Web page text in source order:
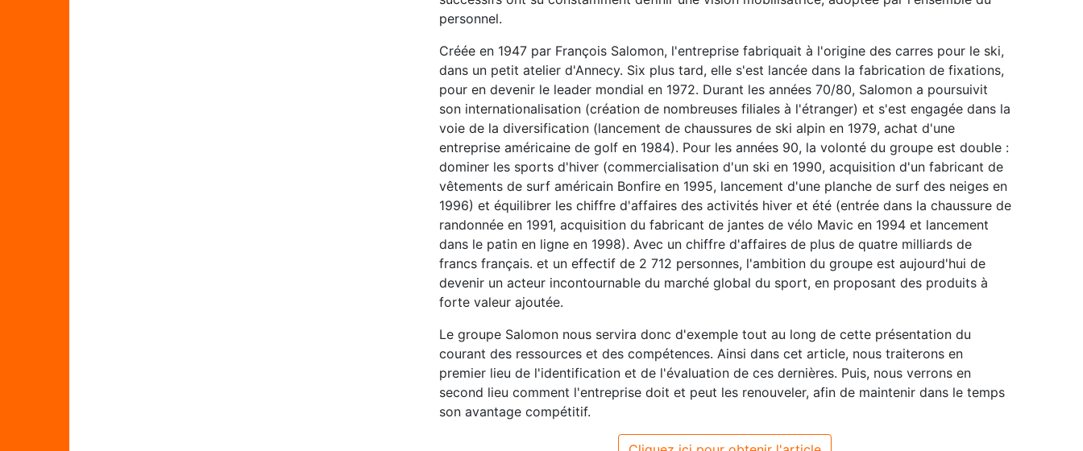
personnel.
Créée en 1947 par François Salomon, l'entreprise fabriquait à l'origine des carres pour le ski,
dans un petit atelier d'Annecy. Six plus tard, elle s'est lancée dans la fabrication de fixations,
pour en devenir le leader mondial en 1972. Durant les années 70/80, Salomon a poursuivit
son internationalisation (création de nombreuses filiales à l'étranger) et s'est engagée dans la
voie de la diversification (lancement de chaussures de ski alpin en 1979, achat d'une
entreprise américaine de golf en 1984). Pour les années 90, la volonté du groupe est double :
dominer les sports d'hiver (commercialisation d'un ski en 1990, acquisition d'un fabricant de
vêtements de surf américain Bonfire en 1995, lancement d'une planche de surf des neiges en
1996) et équilibrer les chiffre d'affaires des activités hiver et été (entrée dans la chaussure de
randonnée en 1991, acquisition du fabricant de jantes de vélo Mavic en 1994 et lancement
dans le patin en ligne en 1998). Avec un chiffre d'affaires de plus de quatre milliards de
francs français. et un effectif de 2 712 personnes, l'ambition du groupe est aujourd'hui de
devenir un acteur incontournable du marché global du sport, en proposant des produits à
forte valeur ajoutée.
Le groupe Salomon nous servira donc d'exemple tout au long de cette présentation du
courant des ressources et des compétences. Ainsi dans cet article, nous traiterons en
premier lieu de l'identification et de l'évaluation de ces dernières. Puis, nous verrons en
second lieu comment l'entreprise doit et peut les renouveler, afin de maintenir dans le temps
son avantage compétitif.